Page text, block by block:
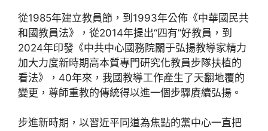
從1985年建立教員節，到1993年公佈《中華國民共
和國教員法》，從2014年提出“四有”好教員，到
2024年印發《中共中心國務院關于弘揚教導家精力
加大力度新時期高本質專門研究化教員步隊扶植的
看法》，40年來，我國教導工作產生了天翻地覆的
變更，尊師重教的傳統得以進一個步驟賡續弘揚。
步進新時期，以習近平同道為焦點的黨中心一直把